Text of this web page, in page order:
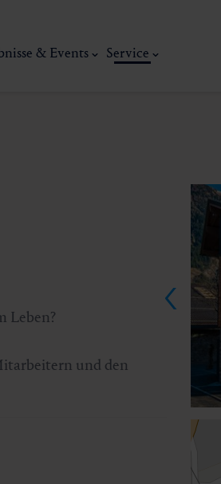
& Events Service
Kunst,
Leben?
und den